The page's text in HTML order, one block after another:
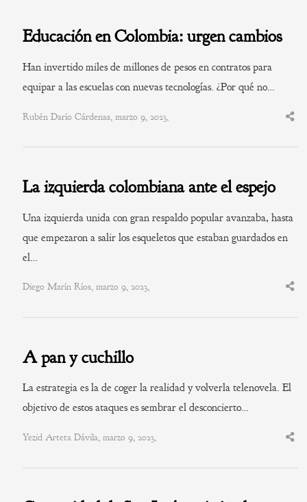
Educación en Colombia: urgen cambios
Han invertido miles de millones de pesos en contratos para
equipar a las escuelas con nuevas tecnologías. ¿Por qué no…
Rubén Darío Cárdenas, marzo 9, 2023,
La izquierda colombiana ante el espejo
Una izquierda unida con gran respaldo popular avanzaba, hasta
que empezaron a salir los esqueletos que estaban guardados en
el…
Diego Marín Ríos, marzo 9, 2023,
A pan y cuchillo
La estrategia es la de coger la realidad y volverla telenovela. El
objetivo de estos ataques es sembrar el desconcierto…
Yezid Arteta Dávila, marzo 9, 2023,